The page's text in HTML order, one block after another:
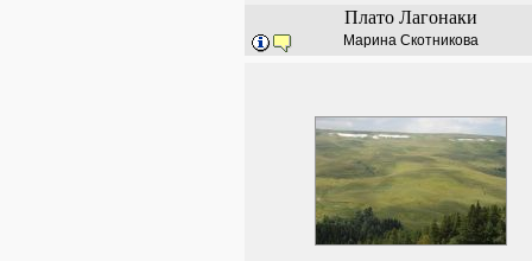
Плато Лагонаки
Марина Скотникова